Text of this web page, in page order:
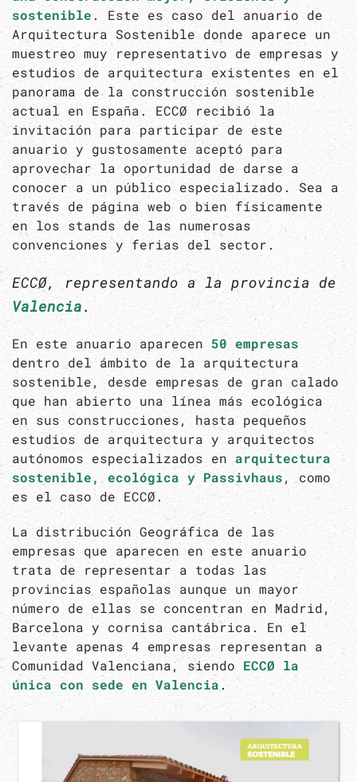
sostenible. Este es caso del anuario de
Arquitectura Sostenible donde aparece un
muestreo muy representativo de empresas y
estudios de arquitectura existentes en el
panorama de la construcción sostenible
actual en España. ECCØ recibió la
invitación para participar de este
anuario y gustosamente aceptó para
aprovechar la oportunidad de darse a
conocer a un público especializado. Sea a
través de página web o bien físicamente
en los stands de las numerosas
convenciones y ferias del sector.
ECCØ, representando a la provincia de
Valencia.
En este anuario aparecen 50 empresas
dentro del ámbito de la arquitectura
sostenible, desde empresas de gran calado
que han abierto una línea más ecológica
en sus construcciones, hasta pequeños
estudios de arquitectura y arquitectos
autónomos especializados enarquitectura
sostenible, ecológica y Passivhaus, como
es el caso de ECCØ.
La distribución Geográfica de las
empresas que aparecen en este anuario
trata de representar a todas las
provincias españolas aunque un mayor
número de ellas se concentran en Madrid,
Barcelona y cornisa cantábrica. En el
levante apenas 4 empresas representan a
Comunidad Valenciana, siendo ECCØ la
única con sede en Valencia .